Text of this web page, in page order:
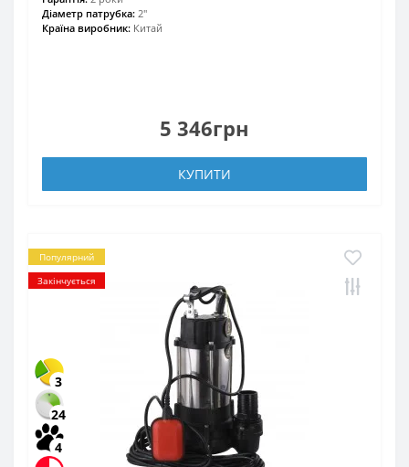
Діаметр патрубка: 2″
Країна виробник: Китай
5 346грн
КУПИТИ
Популярний
Закінчується
3
24
4